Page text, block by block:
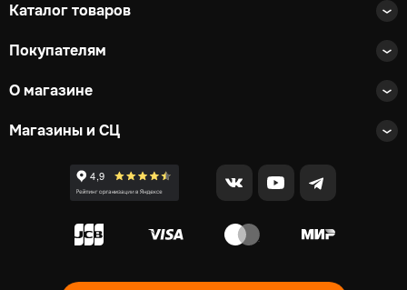
Каталог товаров
Покупателям
О магазине
Магазины и СЦ